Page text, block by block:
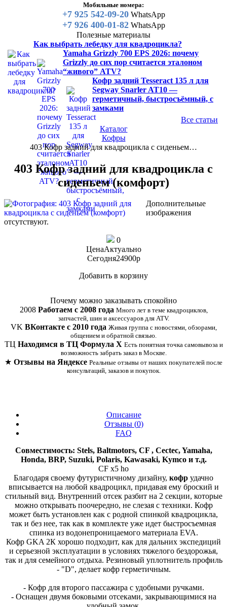
Мобильные номера:
+7 925 542-09-20WhatsApp
+7 926 400-01-82WhatsApp
Полезные материалы
Как выбрать лебедку для квадроцикла?
Yamaha Grizzly 700 EPS 2026: почему
Grizzly до сих пор считается эталоном
“живого” ATV?
Кофр задний Tesseract 135 л для
Segway Snarler AT10 —
герметичный, быстросъёмный, с
замками
Все статьи
Каталог
Кофры
403 Кофр задний для квадроцикла с сиденьем…
403 Кофр задний для квадроцикла с
сиденьем (комфорт)
Дополнительные
изображения
отсутствуют.
0
ЦенаАктуально
Сегодня24900p
Добавить в корзину
Почему можно заказывать спокойно
2008 Работаем с 2008 года Много лет в теме квадроциклов,
запчастей, шин и аксессуаров для ATV.
VK ВКонтакте с 2010 года Живая группа с новостями, обзорами,
общением и обратной связью.
ТЦ Находимся в ТЦ Формула Х Есть понятная точка самовывоза и
возможность забрать заказ в Москве.
★ Отзывы на Яндексе Реальные отзывы от наших покупателей после
консультаций, заказов и покупок.
Описание
Отзывы (0)
FAQ
Совместимость: Stels, Baltmotors, CF , Cectec, Yamaha,
Honda, BRP, Suzuki, Polaris, Kawasaki, Kymco и т.д.
CF x5 ho
Благодаря своему футуристичному дизайну, кофр удачно
вписывается на любой квадроцикл, придавая ему броский и
стильный вид. Внутренний отсек разбит на 2 секции, которые
можно открывать поочередно, не слезая с техники. Кофр
может быть установлен как с родной спинкой квадроцикла,
так и без нее, так как в комплекте уже идет быстросъемная
спинка из водонепроницаемого материала EVA.
Кофр GKA 2К хорошо подходит, как для дальних экспедиций
и серьезной эксплуатации в условиях тяжелого бездорожья,
так и для семейного отдыха. Резиновый уплотнитель профиль
- "D", делает кофр герметичным.
- Кофр для второго пассажира с удобными ручками.
- Оснащен двумя боковыми отсеками, закрывающимися на